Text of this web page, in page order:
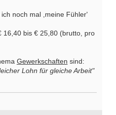
noch mal ,meine Fühler'
16,40 bis € 25,80 (brutto, pro
Gewerkschaften sind:
Lohn für gleiche Arbeit"